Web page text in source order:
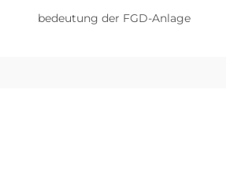
bedeutung der FGD-Anlage